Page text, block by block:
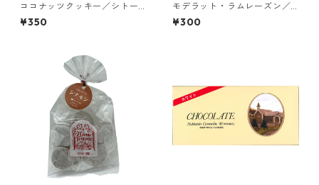
ココナッツクッキー／シトー
会 安心院（あじむ）トラピ
スチヌ修道院
¥350
モデラット・ラムレーズン／
伊達カルメル会修道院
¥300